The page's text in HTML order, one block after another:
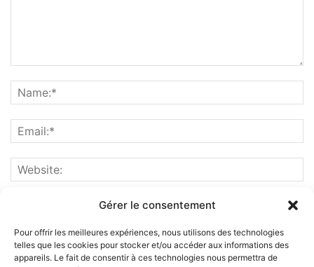
Gérer le consentement
Pour offrir les meilleures expériences, nous utilisons des technologies
telles que les cookies pour stocker et/ou accéder aux informations des
appareils. Le fait de consentir à ces technologies nous permettra de